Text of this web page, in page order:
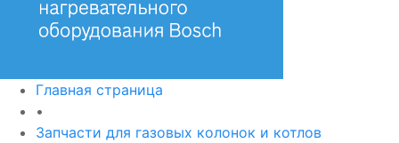
Главная страница
•
Запчасти для газовых колонок и котлов